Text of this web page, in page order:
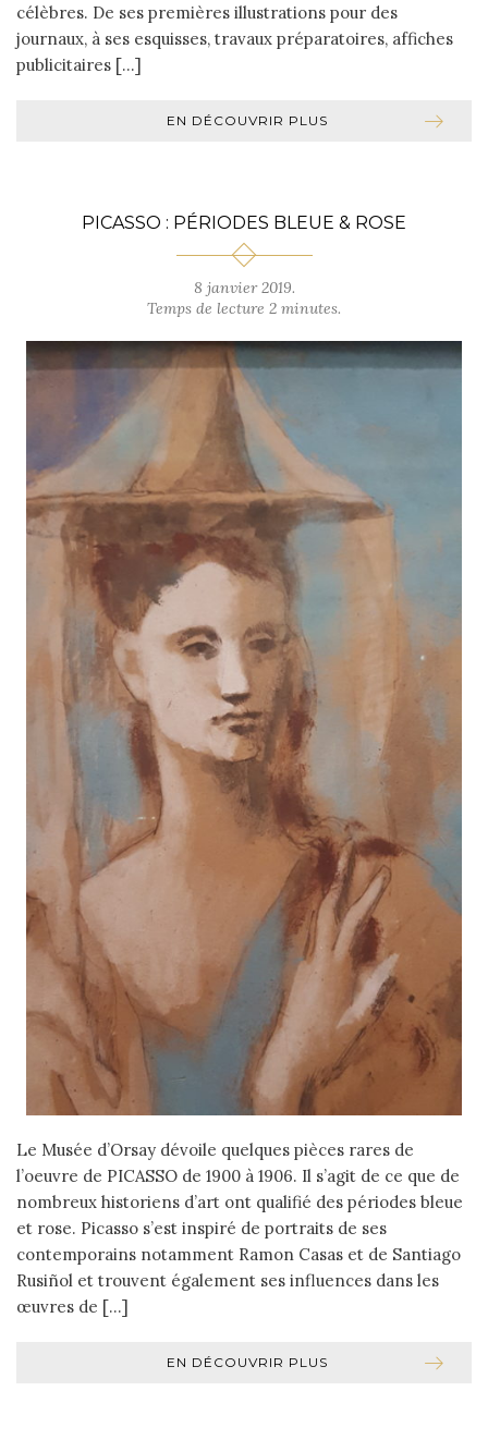
célèbres. De ses premières illustrations pour des
journaux, à ses esquisses, travaux préparatoires, affiches
publicitaires […]
EN DÉCOUVRIR PLUS
PICASSO : PÉRIODES BLEUE & ROSE
8 janvier 2019.
Temps de lecture 2 minutes.
Le Musée d’Orsay dévoile quelques pièces rares de
l’oeuvre de PICASSO de 1900 à 1906. Il s’agit de ce que de
nombreux historiens d’art ont qualifié des périodes bleue
et rose. Picasso s’est inspiré de portraits de ses
contemporains notamment Ramon Casas et de Santiago
Rusiñol et trouvent également ses influences dans les
œuvres de […]
EN DÉCOUVRIR PLUS